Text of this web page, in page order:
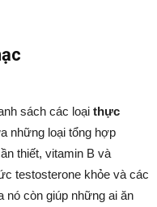
sách các loại thực
những loại tổng hợp
thiết, vitamin B và
testosterone khỏe và các
nó còn giúp những ai ăn